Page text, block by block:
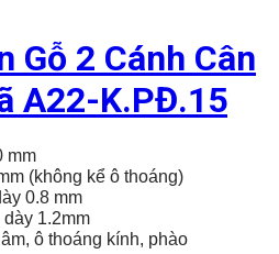
Gỗ 2 Cánh Cân
A22-K.PĐ.15
mm
(không kể ô thoáng)
0.8 mm
1.2mm
ô thoáng kính, phào